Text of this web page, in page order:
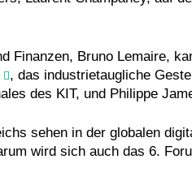
Finanzen, Bruno Lemaire,
, das industrietaugliche
des KIT, und Philippe
sehen in der globalen
wird sich auch das 6.